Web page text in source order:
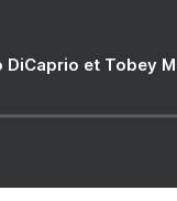
DiCaprio et Tobey